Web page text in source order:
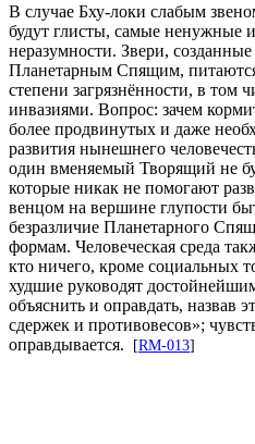
В случае Бху-локи слабым
будут глисты, самые ненужные
неразумности. Звери,
Планетарным Спящим,
степени загрязнённости, в том
инвазиями. Вопрос: зачем
более продвинутых и даже
развития нынешнего
один вменяемый Творящий не
которые никак не помогают
венцом на вершине глупости
безразличие Планетарного
формам. Человеческая среда
кто ничего, кроме социальных
худшие руководят
объяснить и оправдать, назвав
сдержек и противовесов»;
оправдывается.
[RM-013]